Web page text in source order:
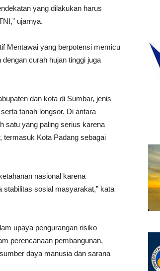
yang dilakukan harus
ujarnya.
Mentawai yang berpotensi memicu
curah hujan tinggi juga
dan kota di Sumbar, jenis
tanah longsor. Di antara
satu yang paling serius karena
termasuk Kota Padang sebagai
nasional karena
sosial masyarakat,” kata
upaya pengurangan risiko
perencanaan pembangunan,
daya manusia dan sarana